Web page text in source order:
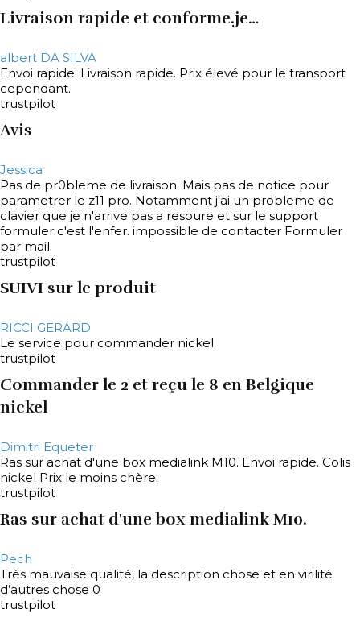
Livraison rapide et conforme.je…
albert DA SILVA
Envoi rapide. Livraison rapide. Prix élevé pour le transport
cependant.
trustpilot
Avis
Jessica
Pas de pr0bleme de livraison. Mais pas de notice pour
parametrer le z11 pro. Notamment j'ai un probleme de
clavier que je n'arrive pas a resoure et sur le support
formuler c'est l'enfer. impossible de contacter Formuler
par mail.
trustpilot
SUIVI sur le produit
RICCI GERARD
Le service pour commander nickel
trustpilot
Commander le 2 et reçu le 8 en Belgique
nickel
Dimitri Equeter
Ras sur achat d'une box medialink M10. Envoi rapide. Colis
nickel Prix le moins chère.
trustpilot
Ras sur achat d'une box medialink M10.
Pech
Très mauvaise qualité, la description chose et en virilité
d’autres chose 0
trustpilot